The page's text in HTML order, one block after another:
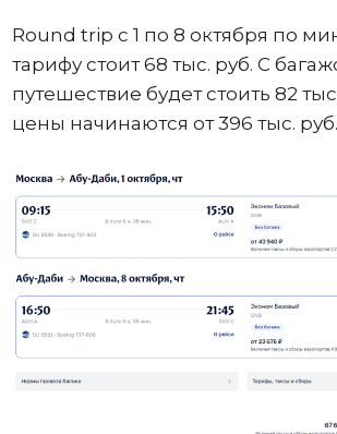
Round trip с 1 по 8 октября по
тарифу стоит 68 тыс. руб. С
путешествие будет стоить 82
цены начинаются от 396 тыс. руб.